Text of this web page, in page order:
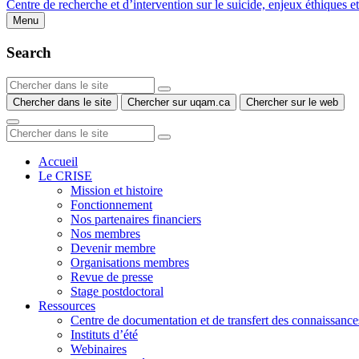
Centre de recherche et d’intervention sur le suicide, enjeux éthiques
Menu
Search
Chercher dans le site Chercher sur uqam.ca Chercher sur le web
Accueil
Le CRISE
Mission et histoire
Fonctionnement
Nos partenaires financiers
Nos membres
Devenir membre
Organisations membres
Revue de presse
Stage postdoctoral
Ressources
Centre de documentation et de transfert des
Instituts d’été
Webinaires